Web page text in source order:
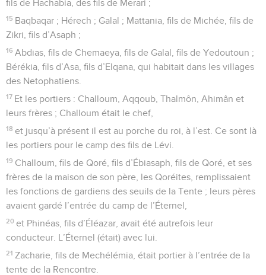
fils de Hachabia, des fils de Merari ;
15 Baqbaqar ; Hérech ; Galal ; Mattania, fils de Michée, fils de
Zikri, fils d’Asaph ;
16 Abdias, fils de Chemaeya, fils de Galal, fils de Yedoutoun ;
Bérékia, fils d’Asa, fils d’Elqana, qui habitait dans les villages
des Netophatiens.
17 Et les portiers : Challoum, Aqqoub, Thalmôn, Ahimân et
leurs frères ; Challoum était le chef,
18 et jusqu’à présent il est au porche du roi, à l’est. Ce sont là
les portiers pour le camp des fils de Lévi.
19 Challoum, fils de Qoré, fils d’Ébiasaph, fils de Qoré, et ses
frères de la maison de son père, les Qoréites, remplissaient
les fonctions de gardiens des seuils de la Tente ; leurs pères
avaient gardé l’entrée du camp de l’Éternel,
20 et Phinéas, fils d’Éléazar, avait été autrefois leur
conducteur. L’Éternel (était) avec lui.
21 Zacharie, fils de Mechélémia, était portier à l’entrée de la
tente de la Rencontre.